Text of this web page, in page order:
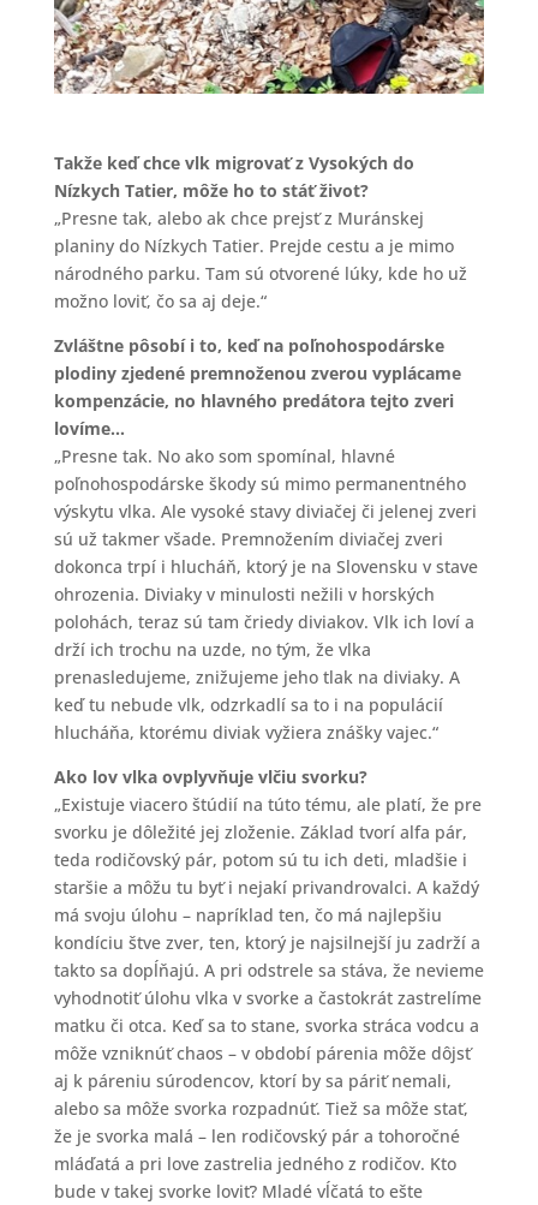
Takže keď chce vlk migrovať z Vysokých do
Nízkych Tatier, môže ho to stáť život?
„Presne tak, alebo ak chce prejsť z Muránskej
planiny do Nízkych Tatier. Prejde cestu a je mimo
národného parku. Tam sú otvorené lúky, kde ho už
možno loviť, čo sa aj deje.“
Zvláštne pôsobí i to, keď na poľnohospodárske
plodiny zjedené premnoženou zverou vyplácame
kompenzácie, no hlavného predátora tejto zveri
lovíme…
„Presne tak. No ako som spomínal, hlavné
poľnohospodárske škody sú mimo permanentného
výskytu vlka. Ale vysoké stavy diviačej či jelenej zveri
sú už takmer všade. Premnožením diviačej zveri
dokonca trpí i hlucháň, ktorý je na Slovensku v stave
ohrozenia. Diviaky v minulosti nežili v horských
polohách, teraz sú tam čriedy diviakov. Vlk ich loví a
drží ich trochu na uzde, no tým, že vlka
prenasledujeme, znižujeme jeho tlak na diviaky. A
keď tu nebude vlk, odzrkadlí sa to i na populácií
hlucháňa, ktorému diviak vyžiera znášky vajec.“
Ako lov vlka ovplyvňuje vlčiu svorku?
„Existuje viacero štúdií na túto tému, ale platí, že pre
svorku je dôležité jej zloženie. Základ tvorí alfa pár,
teda rodičovský pár, potom sú tu ich deti, mladšie i
staršie a môžu tu byť i nejakí privandrovalci. A každý
má svoju úlohu – napríklad ten, čo má najlepšiu
kondíciu štve zver, ten, ktorý je najsilnejší ju zadrží a
takto sa dopĺňajú. A pri odstrele sa stáva, že nevieme
vyhodnotiť úlohu vlka v svorke a častokrát zastrelíme
matku či otca. Keď sa to stane, svorka stráca vodcu a
môže vzniknúť chaos – v období párenia môže dôjsť
aj k páreniu súrodencov, ktorí by sa páriť nemali,
alebo sa môže svorka rozpadnúť. Tiež sa môže stať,
že je svorka malá – len rodičovský pár a tohoročné
mláďatá a pri love zastrelia jedného z rodičov. Kto
bude v takej svorke loviť? Mladé vĺčatá to ešte